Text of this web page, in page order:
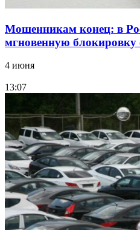
Мошенникам конец: в
мгновенную
4 июня
13:07